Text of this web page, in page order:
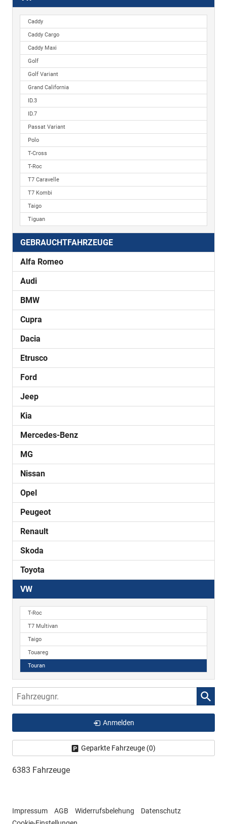
Caddy
Caddy Cargo
Caddy Maxi
Golf
Golf Variant
Grand California
ID.3
ID.7
Passat Variant
Polo
T-Cross
T-Roc
T7 Caravelle
T7 Kombi
Taigo
Tiguan
GEBRAUCHTFAHRZEUGE
Alfa Romeo
Audi
BMW
Cupra
Dacia
Etrusco
Ford
Jeep
Kia
Mercedes-Benz
MG
Nissan
Opel
Peugeot
Renault
Skoda
Toyota
VW
T-Roc
T7 Multivan
Taigo
Touareg
Touran
Fahrzeugnr.
Anmelden
Geparkte Fahrzeuge (0)
6383 Fahrzeuge
Impressum AGB Widerrufsbelehung
Datenschutz